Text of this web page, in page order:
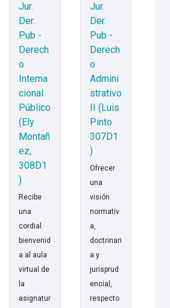
Jur.
Der.
Pub -
Derech
o
Interna
cional
Público
(Ely
Montañ
ez,
308D1
)
Recibe
una
cordial
bienvenid
a al aula
virtual de
la
asignatur
Jur.
Der.
Pub -
Derech
o
Admini
strativo
II (Luis
Pinto
307D1
)
Ofrecer
una
visión
normativ
a,
doctrinari
a y
jurisprud
encial,
respecto